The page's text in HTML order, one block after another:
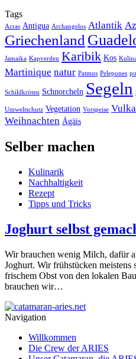
Tags
Acras Antigua Archangelos Atlantik
Griechenland
Jamaika Kapverden Karibik Kos
Martinique natur Patmos Pelepones
Schildkröten Schnorcheln Segeln
Umweltschutz Vegetation Vorspeise
Weihnachten Ägäis
Selber machen
Kulinarik
Nachhaltigkeit
Rezept
Tipps und Tricks
Joghurt selbst
Wir brauchen wenig Milch, dafür
Joghurt. Wir frühstücken meistens
frischem Obst von den lokalen
brauchen wir…
Navigation
Willkommen
Die Crew der ARIES